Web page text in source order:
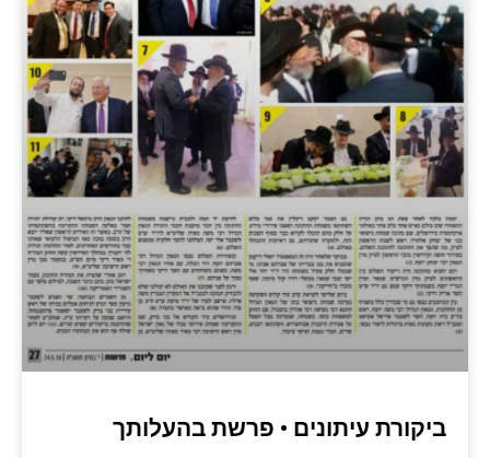
ביקורת עיתונים • פרשת בהעלותך